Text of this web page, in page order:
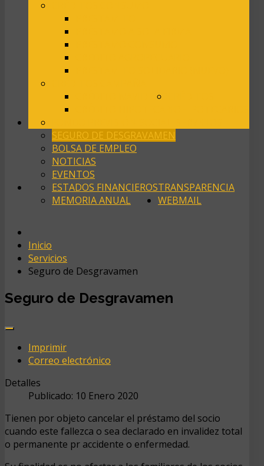
CRÉDITO NAVIDEÑO
SEGURO DE DESGRAVAMEN
BOLSA DE EMPLEO
NOTICIAS
EVENTOS
TRANSPARENCIA
ESTADOS FINANCIEROS
MEMORIA ANUAL
WEBMAIL
Inicio
Servicios
Seguro de Desgravamen
Seguro de Desgravamen
Imprimir
Correo electrónico
Detalles
Publicado: 10 Enero 2020
Tienen por objeto cancelar el préstamo del socio
cuando este fallezca o sea declarado en invalidez total
o permanente pr accidente o enfermedad.